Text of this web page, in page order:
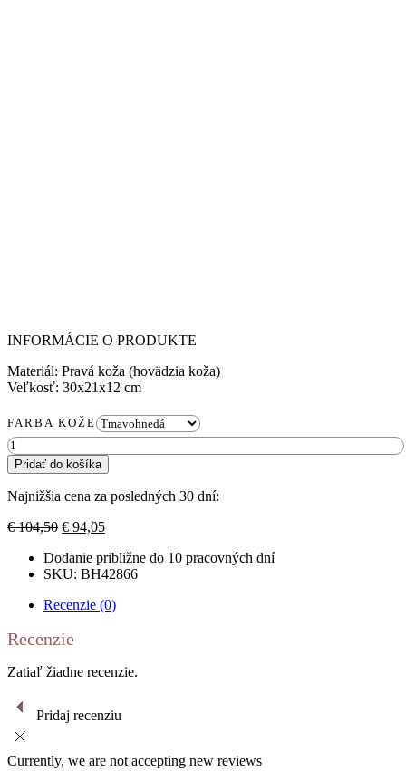
INFORMÁCIE O PRODUKTE
Materiál: Pravá koža (hovädzia koža)
Veľkosť: 30x21x12 cm
FARBA KOŽE
množstvo
Kožená
taška
cez
rameno
JORO
Pridať do košíka
Najnižšia cena za posledných 30 dní:
€104,50 Pôvodná
bola:
€ 104,50.
€ 94,05Aktuálna
je:
€ 94,05.
Dodanie približne do 10 pracovných dní
SKU: BH42866
Recenzie (0)
Recenzie
Zatiaľ žiadne recenzie.
Pridaj recenziu
Currently, we are not accepting new reviews